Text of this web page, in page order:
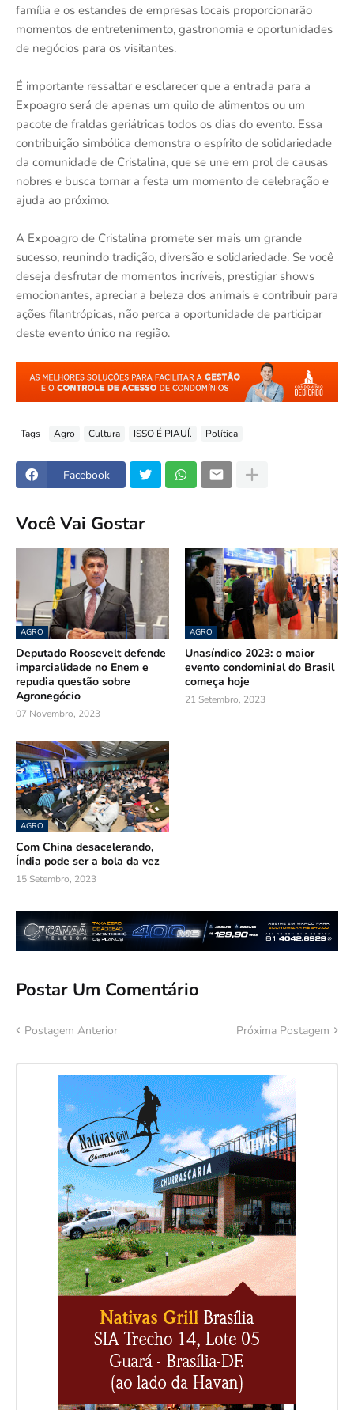
família e os estandes de empresas locais proporcionarão
momentos de entretenimento, gastronomia e oportunidades
de negócios para os visitantes.
É importante ressaltar e esclarecer que a entrada para a
Expoagro será de apenas um quilo de alimentos ou um
pacote de fraldas geriátricas todos os dias do evento. Essa
contribuição simbólica demonstra o espírito de solidariedade
da comunidade de Cristalina, que se une em prol de causas
nobres e busca tornar a festa um momento de celebração e
ajuda ao próximo.
A Expoagro de Cristalina promete ser mais um grande
sucesso, reunindo tradição, diversão e solidariedade. Se você
deseja desfrutar de momentos incríveis, prestigiar shows
emocionantes, apreciar a beleza dos animais e contribuir para
ações filantrópicas, não perca a oportunidade de participar
deste evento único na região.
Tags Agro Cultura ISSO É PIAUÍ. Política
Facebook
Você Vai Gostar
AGRO
Deputado Roosevelt defende
imparcialidade no Enem e
repudia questão sobre
Agronegócio
07 Novembro, 2023
AGRO
Unasíndico 2023: o maior
evento condominial do Brasil
começa hoje
21 Setembro, 2023
AGRO
Com China desacelerando,
Índia pode ser a bola da vez
15 Setembro, 2023
Postar Um Comentário
Postagem Anterior Próxima Postagem